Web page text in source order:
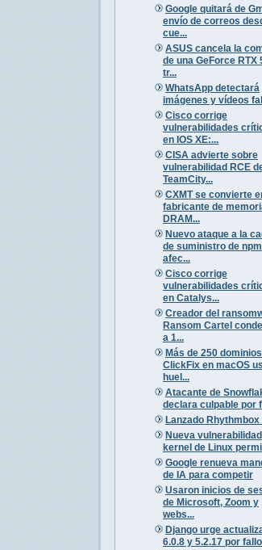
Google quitará de
envío de correos
cue...
ASUS cancela la
de una GeForce RTX
tr...
WhatsApp detectará
imágenes y vídeos
Cisco corrige
vulnerabilidades
en IOS XE:...
CISA advierte sobre
vulnerabilidad RCE
TeamCity...
CXMT se convierte
fabricante de
DRAM...
Nuevo ataque a la
de suministro de npm
afec...
Cisco corrige
vulnerabilidades
en Catalys...
Creador del
Ransom Cartel
a 1...
Más de 250
ClickFix en macOS
huel...
Atacante de
declara culpable por
Lanzado Rhythmbox
Nueva
kernel de Linux
Google renueva
de IA para competir
Usaron inicios de
de Microsoft, Zoom y
webs...
Django urge
6.0.8 y 5.2.17 por